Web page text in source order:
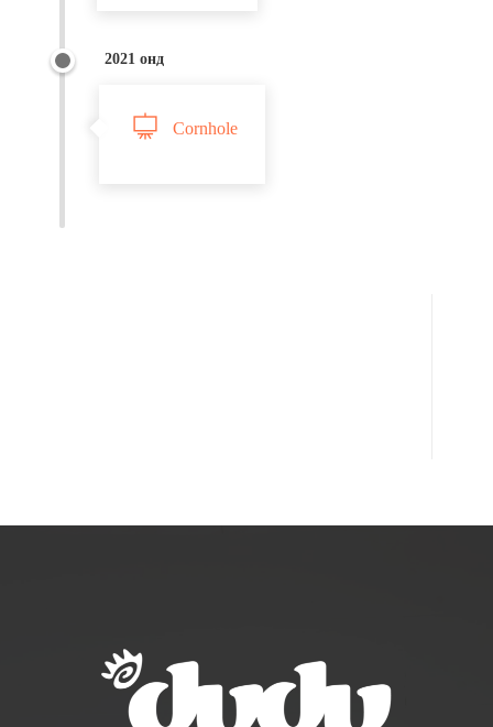
Cornhole
2021 онд